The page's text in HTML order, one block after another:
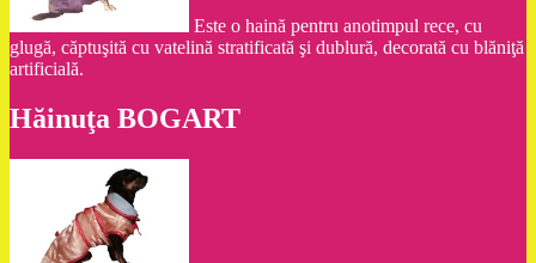
Este o haină pentru anotimpul rece, cu
glugă, căptuşită cu vatelină stratificată şi dublură, decorată cu blăniţă
artificială.
Hăinuţa BOGART